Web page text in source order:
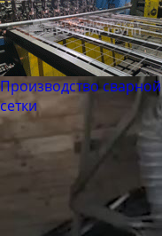
Производство сварной
сетки